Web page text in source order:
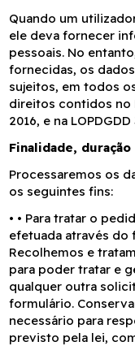
Quando um
ele deva fornecer
pessoais. No
fornecidas, os
sujeitos, em todos
direitos contidos no
2016, e na
Finalidade,
Processaremos os
os seguintes fins:
• • Para tratar o
efetuada através
Recolhemos e
para poder tratar e
qualquer outra
formulário.
necessário para
previsto pela lei,